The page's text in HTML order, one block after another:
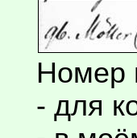
Номер
- для